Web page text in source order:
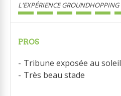
L'EXPÉRIENCE GROUNDHOPPING
PROS
Tribune exposée au soleil
Très beau stade